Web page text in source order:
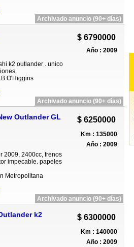
Archivado anuncio (90+ días)
k2 outlander . unico
$ 6790000
Año : 2009
Archivado anuncio (90+ días)
Outlander GL
2009, 2400cc, frenos
impecable. papeles
Metropolitana
$ 6250000
Km : 135000
Año : 2009
Archivado anuncio (90+ días)
k2
$ 6300000
Km : 140000
Año : 2009